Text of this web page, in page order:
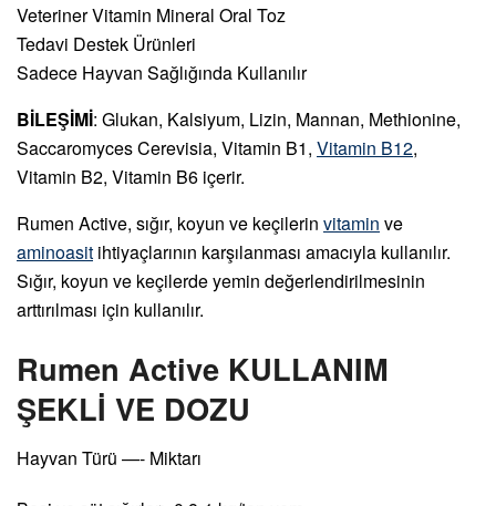
Veteriner Vitamin Mineral Oral Toz
Tedavi Destek Ürünleri
Sadece Hayvan Sağlığında Kullanılır
BİLEŞİMİ: Glukan, Kalsiyum, Lizin, Mannan, Methionine,
Saccaromyces Cerevisia, Vitamin B1, Vitamin B12,
Vitamin B2, Vitamin B6 içerir.
Rumen Active, sığır, koyun ve keçilerin vitamin ve
aminoasit ihtiyaçlarının karşılanması amacıyla kullanılır.
Sığır, koyun ve keçilerde yemin değerlendirilmesinin
arttırılması için kullanılır.
Rumen Active KULLANIM
ŞEKLİ VE DOZU
Hayvan Türü —- Miktarı